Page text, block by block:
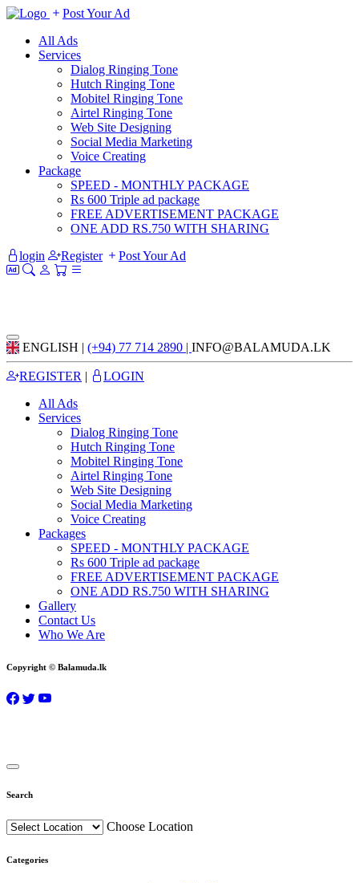
Post Your Ad
All Ads
Services
Dialog Ringing Tone
Hutch Ringing Tone
Mobitel Ringing Tone
Airtel Ringing Tone
Web Site Designing
Social Media Marketing
Voice Creating
Package
SPEED - MONTHLY PACKAGE
Rs 600 Triple ad package
FREE ADVERTISEMENT PACKAGE
ONE ADD RS.750 WITH SHARING
login
Register Post Your Ad
ENGLISH | (+94) 77 714 2890 | INFO@BALAMUDA.LK
REGISTER |
LOGIN
All Ads
Services
Dialog Ringing Tone
Hutch Ringing Tone
Mobitel Ringing Tone
Airtel Ringing Tone
Web Site Designing
Social Media Marketing
Voice Creating
Packages
SPEED - MONTHLY PACKAGE
Rs 600 Triple ad package
FREE ADVERTISEMENT PACKAGE
ONE ADD RS.750 WITH SHARING
Gallery
Contact Us
Who We Are
Copyright © Balamuda.lk
Search
Choose Location
Categories